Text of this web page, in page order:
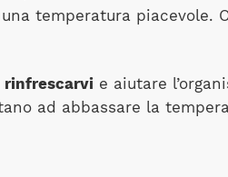
temperatura piacevole.
rinfrescarvi e aiutare
ad abbassare la